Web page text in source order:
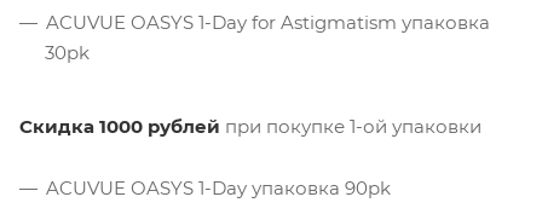
ACUVUE OASYS 1-Day for Astigmatism упаковка
30pk
Скидка 1000 рублей при покупке 1-ой упаковки
ACUVUE OASYS 1-Day упаковка 90pk